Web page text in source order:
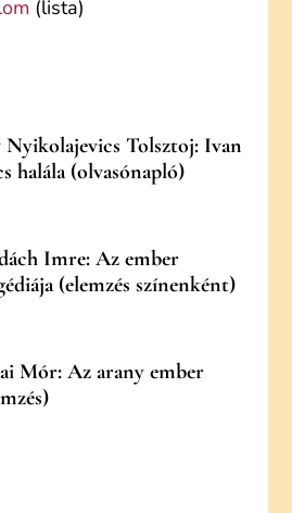
(lista)
Nyikolajevics Tolsztoj: Ivan
halála (olvasónapló)
Imre: Az ember
(elemzés színenként)
Mór: Az arany ember